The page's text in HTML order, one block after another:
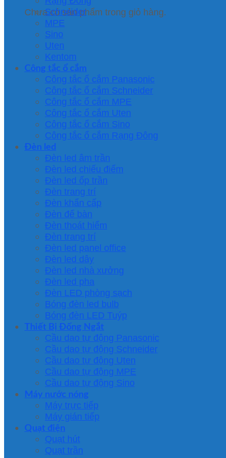
Chưa có sản phẩm trong giỏ hàng.
Schneider
MPE
Sino
Uten
Kentom
Công tắc ổ cắm
Công tắc ổ cắm Panasonic
Công tắc ổ cắm Schneider
Công tắc ổ cắm MPE
Công tắc ổ cắm Uten
Công tắc ổ cắm Sino
Công tắc ổ cắm Rạng Đông
Đèn led
Đèn led âm trần
Đèn led chiếu điểm
Đèn led ốp trần
Đèn trang trí
Đèn khẩn cấp
Đèn để bàn
Đèn thoát hiểm
Đèn trang trí
Đèn led panel office
Đèn led dây
Đèn led nhà xưởng
Đèn led pha
Đèn LED phòng sạch
Bóng đèn led bulb
Bóng đèn LED Tuýp
Thiết Bị Đống Ngắt
Cầu dao tự động Panasonic
Cầu dao tự động Schneider
Cầu dao tự động Uten
Cầu dao tự động MPE
Cầu dao tự động Sino
Máy nước nóng
Máy trực tiếp
Máy gián tiếp
Quạt điện
Quạt hút
Quạt trần